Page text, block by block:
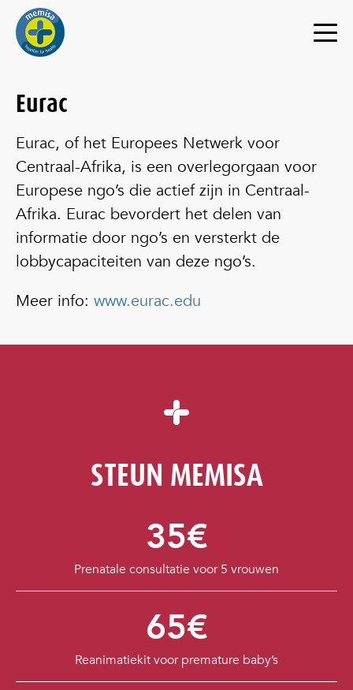
Eurac
Eurac, of het Europees Netwerk voor
Centraal-Afrika, is een overlegorgaan voor
Europese ngo’s die actief zijn in Centraal-
Afrika. Eurac bevordert het delen van
informatie door ngo’s en versterkt de
lobbycapaciteiten van deze ngo’s.
Meer info: www.eurac.edu
STEUN MEMISA
35€
Prenatale consultatie voor 5 vrouwen
65€
Reanimatiekit voor premature baby’s